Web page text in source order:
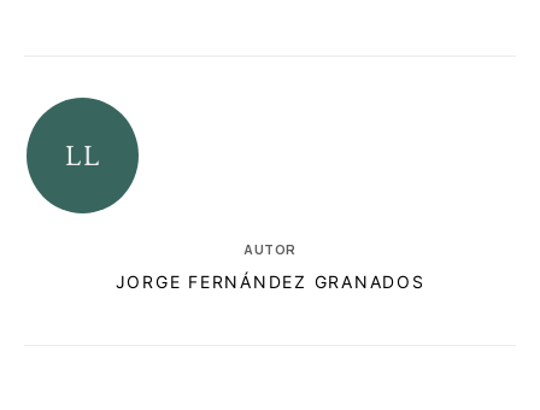
AUTOR
JORGE FERNÁNDEZ GRANADOS